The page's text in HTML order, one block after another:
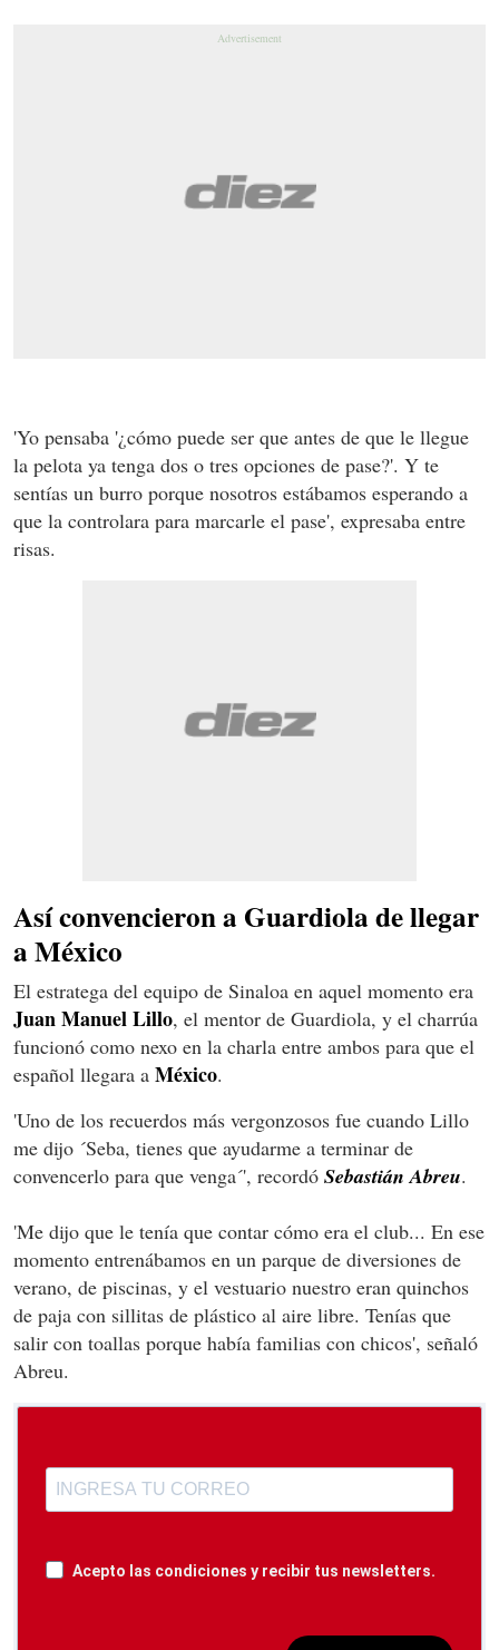
'Yo pensaba '¿cómo puede ser que antes de que le llegue
la pelota ya tenga dos o tres opciones de pase?'. Y te
sentías un burro porque nosotros estábamos esperando a
que la controlara para marcarle el pase', expresaba entre
risas.
Así convencieron a Guardiola de llegar
a México
El estratega del equipo de Sinaloa en aquel momento era
Juan Manuel Lillo, el mentor de Guardiola, y el charrúa
funcionó como nexo en la charla entre ambos para que el
español llegara a México.
'Uno de los recuerdos más vergonzosos fue cuando Lillo
me dijo ´Seba, tienes que ayudarme a terminar de
convencerlo para que venga´', recordó Sebastián Abreu.
'Me dijo que le tenía que contar cómo era el club... En ese
momento entrenábamos en un parque de diversiones de
verano, de piscinas, y el vestuario nuestro eran quinchos
de paja con sillitas de plástico al aire libre. Tenías que
salir con toallas porque había familias con chicos', señaló
Abreu.
Acepto las condiciones y recibir tus newsletters.